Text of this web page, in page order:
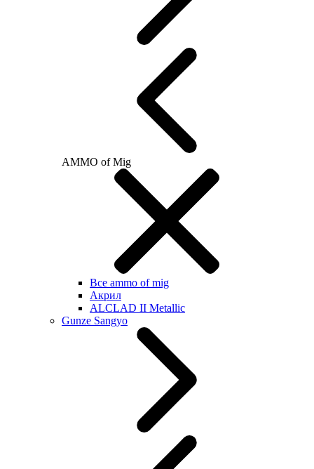
AMMO of Mig
Все ammo of mig
Акрил
ALCLAD II Metallic
Gunze Sangyo